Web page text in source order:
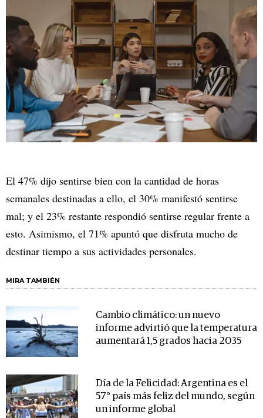
El 47% dijo sentirse bien con la cantidad de horas
semanales destinadas a ello, el 30% manifestó sentirse
mal; y el 23% restante respondió sentirse regular frente a
esto. Asimismo, el 71% apuntó que disfruta mucho de
destinar tiempo a sus actividades personales.
MIRA TAMBIÉN
Cambio climático: un nuevo
informe advirtió que la temperatura
aumentará 1,5 grados hacia 2035
Día de la Felicidad: Argentina es el
57° país más feliz del mundo, según
un informe global